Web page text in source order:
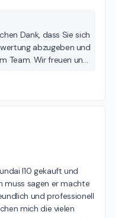
Dank, dass Sie sich
abzugeben und
Team. Wir freuen uns
der Hedin
I10 gekauft und
muss sagen er machte
und professionell
mich die vielen